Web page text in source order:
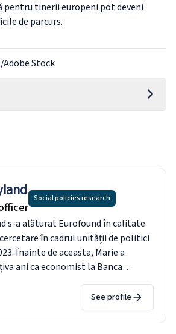
tinerii europeni pot deveni
de parcurs.
/Adobe Stock
Social policies research
s-a alăturat Eurofound în calitate
în cadrul unității de politici
Înainte de aceasta, Marie a
ani ca economist la Banca
a lucrat pe o serie de probleme,
schimbările climatice și
sectorului privat. Cercetarea lui
impactul discriminării legale
See profile